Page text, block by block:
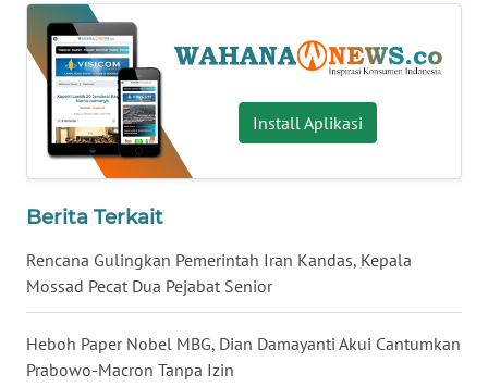
Install Aplikasi
Berita Terkait
Rencana Gulingkan Pemerintah Iran Kandas, Kepala
Mossad Pecat Dua Pejabat Senior
Heboh Paper Nobel MBG, Dian Damayanti Akui Cantumkan
Prabowo-Macron Tanpa Izin
WN
BABEL
WN
SUMBAR
SUMSEL
WN
BENGKULU
WN
LAMPUNG